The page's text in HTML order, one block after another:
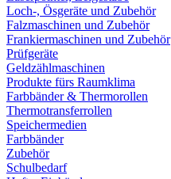
Loch-, Ösgeräte und Zubehör
Falzmaschinen und Zubehör
Frankiermaschinen und Zubehör
Prüfgeräte
Geldzählmaschinen
Produkte fürs Raumklima
Farbbänder & Thermorollen
Thermotransferrollen
Speichermedien
Farbbänder
Zubehör
Schulbedarf